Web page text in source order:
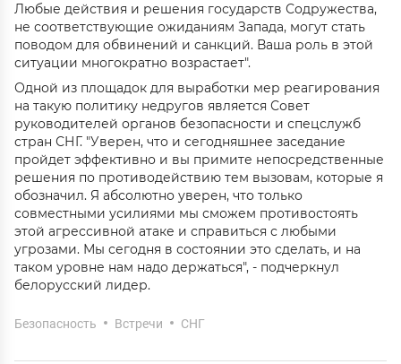
Любые действия и решения государств Содружества,
не соответствующие ожиданиям Запада, могут стать
поводом для обвинений и санкций. Ваша роль в этой
ситуации многократно возрастает".
Одной из площадок для выработки мер реагирования
на такую политику недругов является Совет
руководителей органов безопасности и спецслужб
стран СНГ. "Уверен, что и сегодняшнее заседание
пройдет эффективно и вы примите непосредственные
решения по противодействию тем вызовам, которые я
обозначил. Я абсолютно уверен, что только
совместными усилиями мы сможем противостоять
этой агрессивной атаке и справиться с любыми
угрозами. Мы сегодня в состоянии это сделать, и на
таком уровне нам надо держаться", - подчеркнул
белорусский лидер.
Безопасность Встречи СНГ